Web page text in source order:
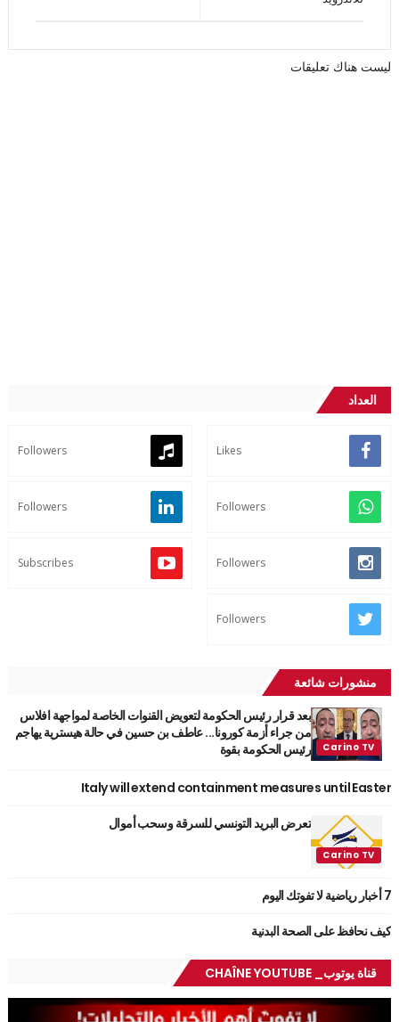
ليست هناك تعليقات
العداد
Likes
Followers
Followers
Followers
Followers
Subscribes
Followers
منشورات شائعة
بعد قرار رئيس الحكومة لتعويض القنوات الخاصة لمواجهة افلاس
من جراء أزمة كورونا... عاطف بن حسين في حالة هيسترية يهاجم
رئيس الحكومة بقوة
Italy will extend containment measures until Easter
تعرض البريد التونسي للسرقة وسحب أموال
7 أخبار رياضية لا تفوتك اليوم
كيف نحافظ على الصحة البدنية
قناة يوتوب_ CHAÎNE YOUTUBE